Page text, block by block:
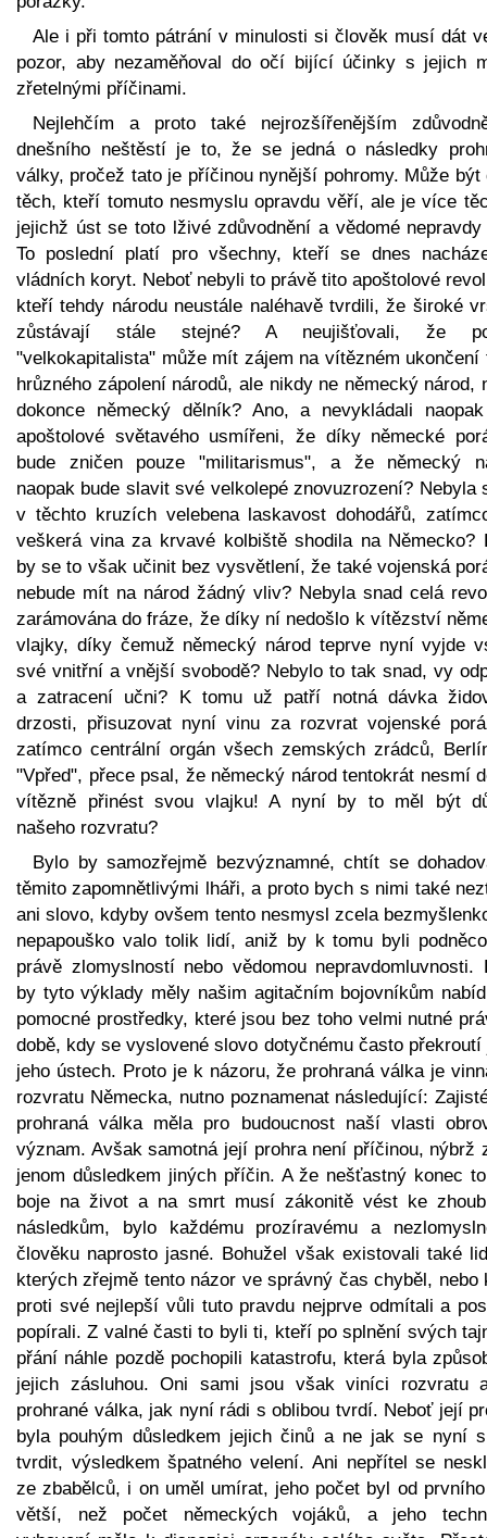
Ale i při tomto pátrání v minulosti si člověk musí dát
pozor, aby nezaměňoval do očí bijící účinky s jejich
zřetelnými příčinami.
Nejlehčím a proto také nejrozšířenějším
dnešního neštěstí je to, že se jedná o následky
války, pročež tato je příčinou nynější pohromy. Může být
těch, kteří tomuto nesmyslu opravdu věří, ale je více
jejichž úst se toto lživé zdůvodnění a vědomé
To poslední platí pro všechny, kteří se dnes
vládních koryt. Neboť nebyli to právě tito apoštolové
kteří tehdy národu neustále naléhavě tvrdili, že široké
zůstávají stále stejné? A neujišťovali, že
"velkokapitalista" může mít zájem na vítězném ukončení
hrůzného zápolení národů, ale nikdy ne německý národ,
dokonce německý dělník? Ano, a nevykládali
apoštolové světavého usmířeni, že díky německé
bude zničen pouze "militarismus", a že německý
naopak bude slavit své velkolepé znovuzrození? Nebyla
v těchto kruzích velebena laskavost dohodářů,
veškerá vina za krvavé kolbiště shodila na Německo?
by se to však učinit bez vysvětlení, že také vojenská
nebude mít na národ žádný vliv? Nebyla snad celá
zarámována do fráze, že díky ní nedošlo k vítězství
vlajky, díky čemuž německý národ teprve nyní vyjde
své vnitřní a vnější svobodě? Nebylo to tak snad, vy
a zatracení učni? K tomu už patří notná dávka
drzosti, přisuzovat nyní vinu za rozvrat vojenské
zatímco centrální orgán všech zemských zrádců,
"Vpřed", přece psal, že německý národ tentokrát nesmí
vítězně přinést svou vlajku! A nyní by to měl být
našeho rozvratu?
Bylo by samozřejmě bezvýznamné, chtít se
těmito zapomnětlivými lháři, a proto bych s nimi také
ani slovo, kdyby ovšem tento nesmysl zcela
nepapouško valo tolik lidí, aniž by k tomu byli
právě zlomyslností nebo vědomou nepravdomluvnosti.
by tyto výklady měly našim agitačním bojovníkům
pomocné prostředky, které jsou bez toho velmi nutné
době, kdy se vyslovené slovo dotyčnému často
jeho ústech. Proto je k názoru, že prohraná válka je
rozvratu Německa, nutno poznamenat následující:
prohraná válka měla pro budoucnost naší vlasti
význam. Avšak samotná její prohra není příčinou, nýbrž
jenom důsledkem jiných příčin. A že nešťastný konec
boje na život a na smrt musí zákonitě vést ke
následkům, bylo každému prozíravému a
člověku naprosto jasné. Bohužel však existovali také
kterých zřejmě tento názor ve správný čas chyběl, nebo
proti své nejlepší vůli tuto pravdu nejprve odmítali a
popírali. Z valné časti to byli ti, kteří po splnění svých
přání náhle pozdě pochopili katastrofu, která byla
jejich zásluhou. Oni sami jsou však viníci rozvratu
prohrané válka, jak nyní rádi s oblibou tvrdí. Neboť její
byla pouhým důsledkem jejich činů a ne jak se nyní
tvrdit, výsledkem špatného velení. Ani nepřítel se
ze zbabělců, i on uměl umírat, jeho počet byl od
větší, než počet německých vojáků, a jeho